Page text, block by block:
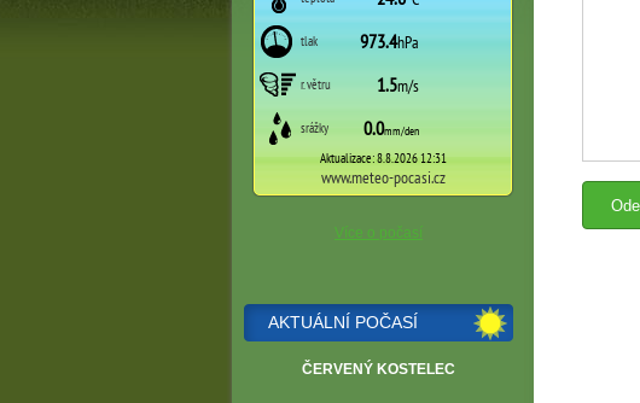
Více o počasí
AKTUÁLNÍ POČASÍ
ČERVENÝ KOSTELEC